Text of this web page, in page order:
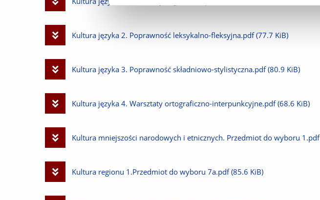
Pobierz
Kultura języka 2. Poprawność leksykalno-fleksyjna.pdf (77.7 KiB)
Pobierz
Kultura języka 3. Poprawność składniowo-stylistyczna.pdf (80.9 KiB)
Pobierz
Kultura języka 4. Warsztaty ortograficzno-interpunkcyjne.pdf (68.6 KiB)
Pobierz
Kultura mniejszości narodowych i etnicznych. Przedmiot do wyboru 1.pdf
Pobierz
Kultura regionu 1.Przedmiot do wyboru 7a.pdf (85.6 KiB)